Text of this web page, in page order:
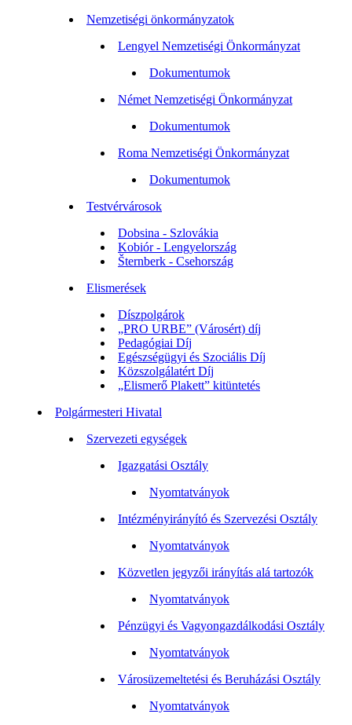
Nemzetiségi önkormányzatok
Lengyel Nemzetiségi Önkormányzat
Dokumentumok
Német Nemzetiségi Önkormányzat
Dokumentumok
Roma Nemzetiségi Önkormányzat
Dokumentumok
Testvérvárosok
Dobsina - Szlovákia
Kobiór - Lengyelország
Šternberk - Csehország
Elismerések
Díszpolgárok
„PRO URBE” (Városért) díj
Pedagógiai Díj
Egészségügyi és Szociális Díj
Közszolgálatért Díj
„Elismerő Plakett” kitüntetés
Polgármesteri Hivatal
Szervezeti egységek
Igazgatási Osztály
Nyomtatványok
Intézményirányító és Szervezési Osztály
Nyomtatványok
Közvetlen jegyzői irányítás alá tartozók
Nyomtatványok
Pénzügyi és Vagyongazdálkodási Osztály
Nyomtatványok
Városüzemeltetési és Beruházási Osztály
Nyomtatványok